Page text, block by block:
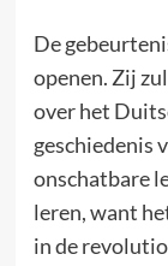
De
openen. Zij
over het
geschiedenis
onschatbare
leren, want
in de